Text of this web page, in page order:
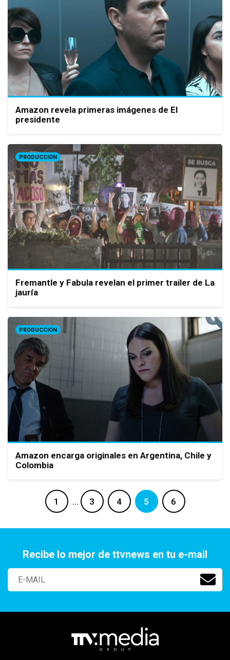
Amazon revela primeras imágenes de El
presidente
PRODUCCIÓN
Fremantle y Fabula revelan el primer trailer de La
jauría
PRODUCCIÓN
Amazon encarga originales en Argentina, Chile y
Colombia
1 … 3 4 5 6
Recibe lo mejor de ttvnews en tu e-mail